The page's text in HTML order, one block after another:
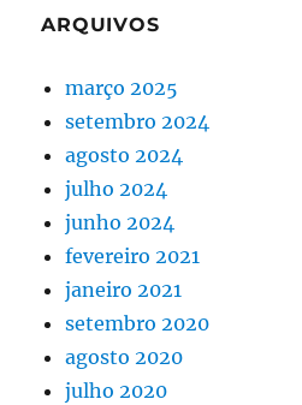
ARQUIVOS
março 2025
setembro 2024
agosto 2024
julho 2024
junho 2024
fevereiro 2021
janeiro 2021
setembro 2020
agosto 2020
julho 2020